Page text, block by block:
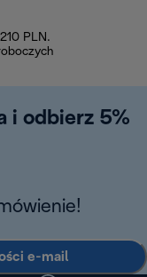
PLN.
i odbierz 5%
e-mail